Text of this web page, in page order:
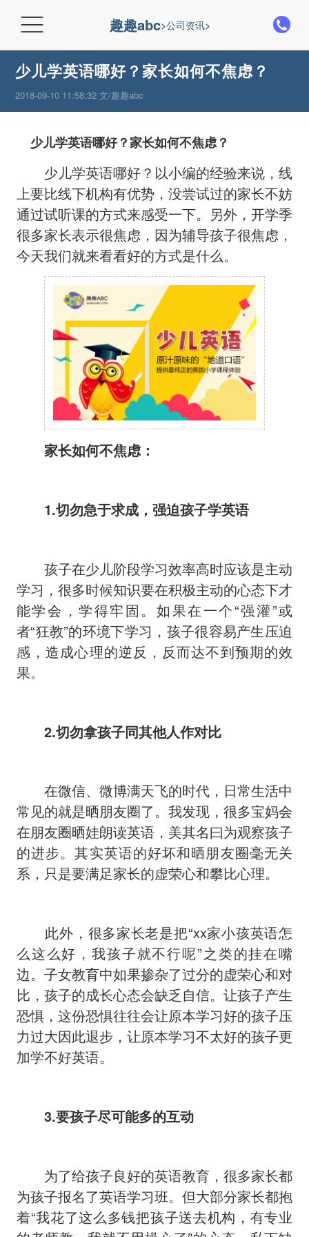
 趣趣abc>公司资讯>
少儿学英语哪好？家长如何不焦虑？
2018-09-10 11:58:32 文/趣趣abc
少儿学英语哪好？家长如何不焦虑？
少儿学英语哪好？以小编的经验来说，线
上要比线下机构有优势，没尝试过的家长不妨
通过试听课的方式来感受一下。另外，开学季
很多家长表示很焦虑，因为辅导孩子很焦虑，
今天我们就来看看好的方式是什么。
家长如何不焦虑：
1.切勿急于求成，强迫孩子学英语
孩子在少儿阶段学习效率高时应该是主动
学习，很多时候知识要在积极主动的心态下才
能学会，学得牢固。如果在一个“强灌”或
者“狂教”的环境下学习，孩子很容易产生压迫
感，造成心理的逆反，反而达不到预期的效
果。
2.切勿拿孩子同其他人作对比
在微信、微博满天飞的时代，日常生活中
常见的就是晒朋友圈了。我发现，很多宝妈会
在朋友圈晒娃朗读英语，美其名曰为观察孩子
的进步。其实英语的好坏和晒朋友圈毫无关
系，只是要满足家长的虚荣心和攀比心理。
此外，很多家长老是把“xx家小孩英语怎
么这么好，我孩子就不行呢”之类的挂在嘴
边。 子女教育中如果掺杂了过分的虚荣心和对
比，孩子的成长心态会缺乏自信。让孩子产生
恐惧，这份恐惧往往会让原本学习好的孩子压
力过大因此退步，让原本学习不太好的孩子更
加学不好英语。
3.要孩子尽可能多的互动
为了给孩子良好的英语教育，很多家长都
为孩子报名了英语学习班。但大部分家长都抱
着“我花了这么多钱把孩子送去机构，有专业